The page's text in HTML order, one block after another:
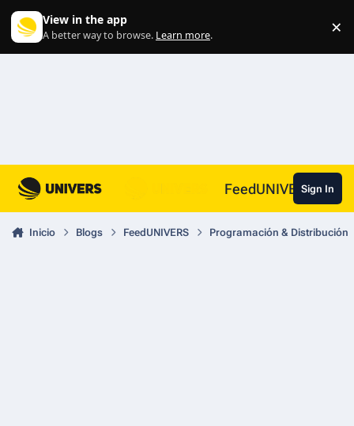
View in the app
A better way to browse. Learn more. ×
FeedUNIVERSSign In
Inicio Blogs FeedUNIVERS Programación & Distribución